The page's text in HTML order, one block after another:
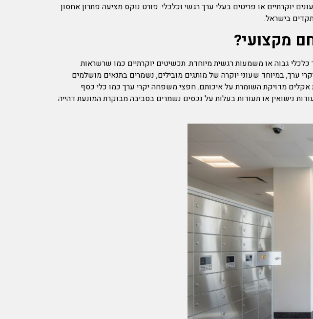
יוקרתיים או פריטים בעלי ערך רגשי וכלכלי. פורט נוקס מציעה פתרון אחסון
בישראל.
מקצועי?
כלכלי גבוה או משמעות רגשית מיוחדת. תכשיטים יוקרתיים כמו שרשראות
ערך, במיוחד שעוני יוקרה של מותגים מובילים, נשמרים בתנאים מושלמים
אקלים מדויקת השומרת על איכותם. חפצי משפחה יקרי ערך כמו כלי כסף
נישואין או תעודות בעלות על נכסים נשמרים בסביבה מבוקרת המונעת דהייה